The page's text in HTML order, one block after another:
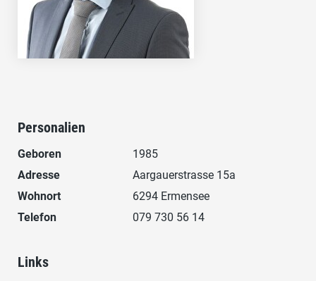
Personalien
Geboren
1985
Adresse
Aargauerstrasse 15a
Wohnort
6294 Ermensee
Telefon
079 730 56 14
Links